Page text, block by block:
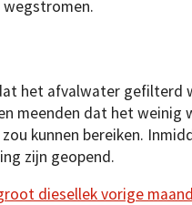
het afvalwater gefilterd
meenden dat het weinig
zou kunnen bereiken.
zijn geopend.
diesellek vorige maand